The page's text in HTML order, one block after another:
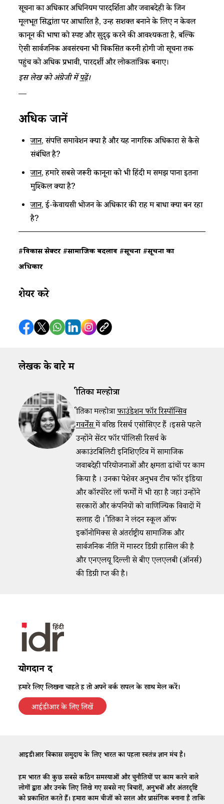
​​सूचना का अधिकार अधिनियम पारदर्शिता और जवाबदेही के जिन
मूलभूत सिद्धांतों पर आधारित है, उन्हें सशक्त बनाने के लिए न केवल
कानून की भाषा को स्पष्ट और सुदृढ़ करने की आवश्यकता है, बल्कि
ऐसी सार्वजनिक अवसंरचना भी विकसित करनी होगी जो सूचना तक
पहुंच को अधिक प्रभावी, पारदर्शी और लोकतांत्रिक बनाए।​
​​इस लेख को अंग्रेजी में ​पढ़ें​।​
—
​​अधिक जानें​
जानें, ​संपत्ति समावेशन क्या है और यह नागरिक अधिकारों से कैसे
संबंधित है?​
जानें, ​हमारे सबसे जरूरी कानूनों को भी हिंदी में समझ पाना इतना
मुश्किल क्यों है?​
जानें, ​ई-केवायसी भोजन के अधिकार की राह में बाधा क्यों बन रहा
है?​
#विकास सेक्टर #सामाजिक बदलाव #सूचना #सूचना का
अधिकार
शेयर करे
लेखक के बारे में
प्रीतिका मल्होत्रा
प्रीतिका मल्होत्राफाउंडेशन फॉर रिस्पॉन्सिव
गवर्नेंसमें वरिष्ठ रिसर्च एसोसिएट हैं ।इससे पहले
उन्होंने सेंटर फॉर पॉलिसी रिसर्च के
अकाउंटबिलिटी इनिशिएटिव में सामाजिक
जवाबदेही परियोजनाओं और क्षमता ढांचों पर काम
किया है । उनका पेशेवर अनुभव टीच फॉर इंडिया
और कॉरपोरेट लॉ फर्मों में भी रहा है जहां उन्होंने
सरकारों और कंपनियों को वाणिज्यिक विवादों में
सलाह दी । प्रीतिका ने लंदन स्कूल ऑफ
इकॉनोमिक्स से अंतर्राष्ट्रीय सामाजिक और
सार्वजनिक नीति में मास्टर डिग्री हासिल की है
और एनएलयू दिल्ली से बीए एलएलबी (ऑनर्स)
की डिग्री प्राप्त की है।
योगदान दें
हमारे लिए लिखना चाहते हैं तो अपने वर्क सैंपल के साथ मेल करें।
आईडीआर के लिए लिखें
आईडीआर विकास समुदाय के लिए भारत का पहला स्वतंत्र ज्ञान मंच है।
हम भारत की कुछ सबसे कठिन समस्याओं और चुनौतियों पर काम करने वाले
लोगों द्वारा और उनके लिए लिखे गए सबसे नए विचारों, अनुभवों और अंतरदृष्टि
को प्रकाशित करते हैं। हमारा काम चीजों को सरल और प्रासंगिक बनाना है ताकि